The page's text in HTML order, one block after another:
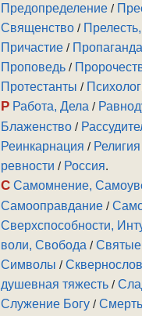
Предопределение /
Священство /
Причастие /
Проповедь /
Протестанты /
Р Работа, Дела /
Блаженство /
Реинкарнация / Религия
ревности / Россия.
С Самомнение,
Самооправдание /
Сверхспособности,
воли, Свобода /Святые
Символы /
душевная тяжесть /
Служение Богу /Смерть